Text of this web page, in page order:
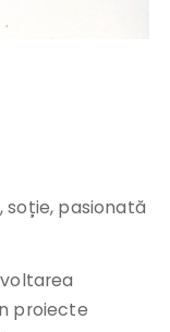
soție, pasionată
proiecte